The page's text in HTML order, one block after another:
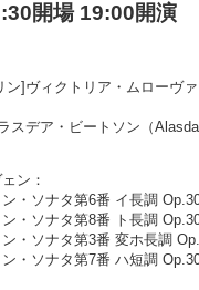
開場 19:00開演
ン]ヴィクトリア・ムローヴ
スデア・ビートソン（
ン：
・ソナタ第6番 イ長調
・ソナタ第8番 ト長調
・ソナタ第3番 変ホ長調
・ソナタ第7番 ハ短調